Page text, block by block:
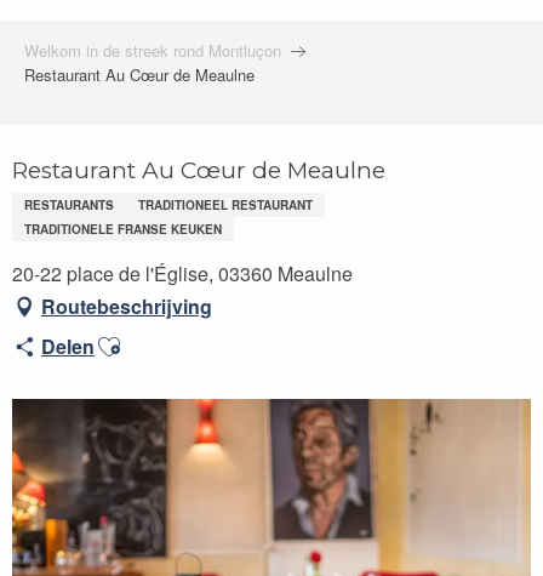
Welkom in de streek rond Montluçon
Restaurant Au Cœur de Meaulne
Restaurant Au Cœur de Meaulne
RESTAURANTS
TRADITIONEEL RESTAURANT
TRADITIONELE FRANSE KEUKEN
20-22 place de l'Église, 03360 Meaulne
Routebeschrijving
DelenAjouter aux favoris